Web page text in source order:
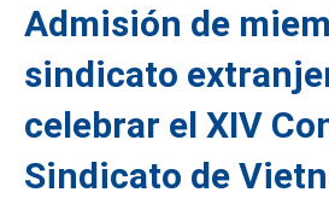
Admisión de
sindicato
celebrar el XIV
Sindicato de